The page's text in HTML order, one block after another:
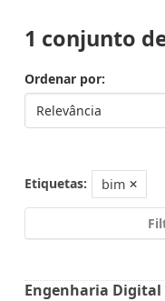
1 conjunto
Ordenar por
Etiquetas: bim
Engenharia Digital